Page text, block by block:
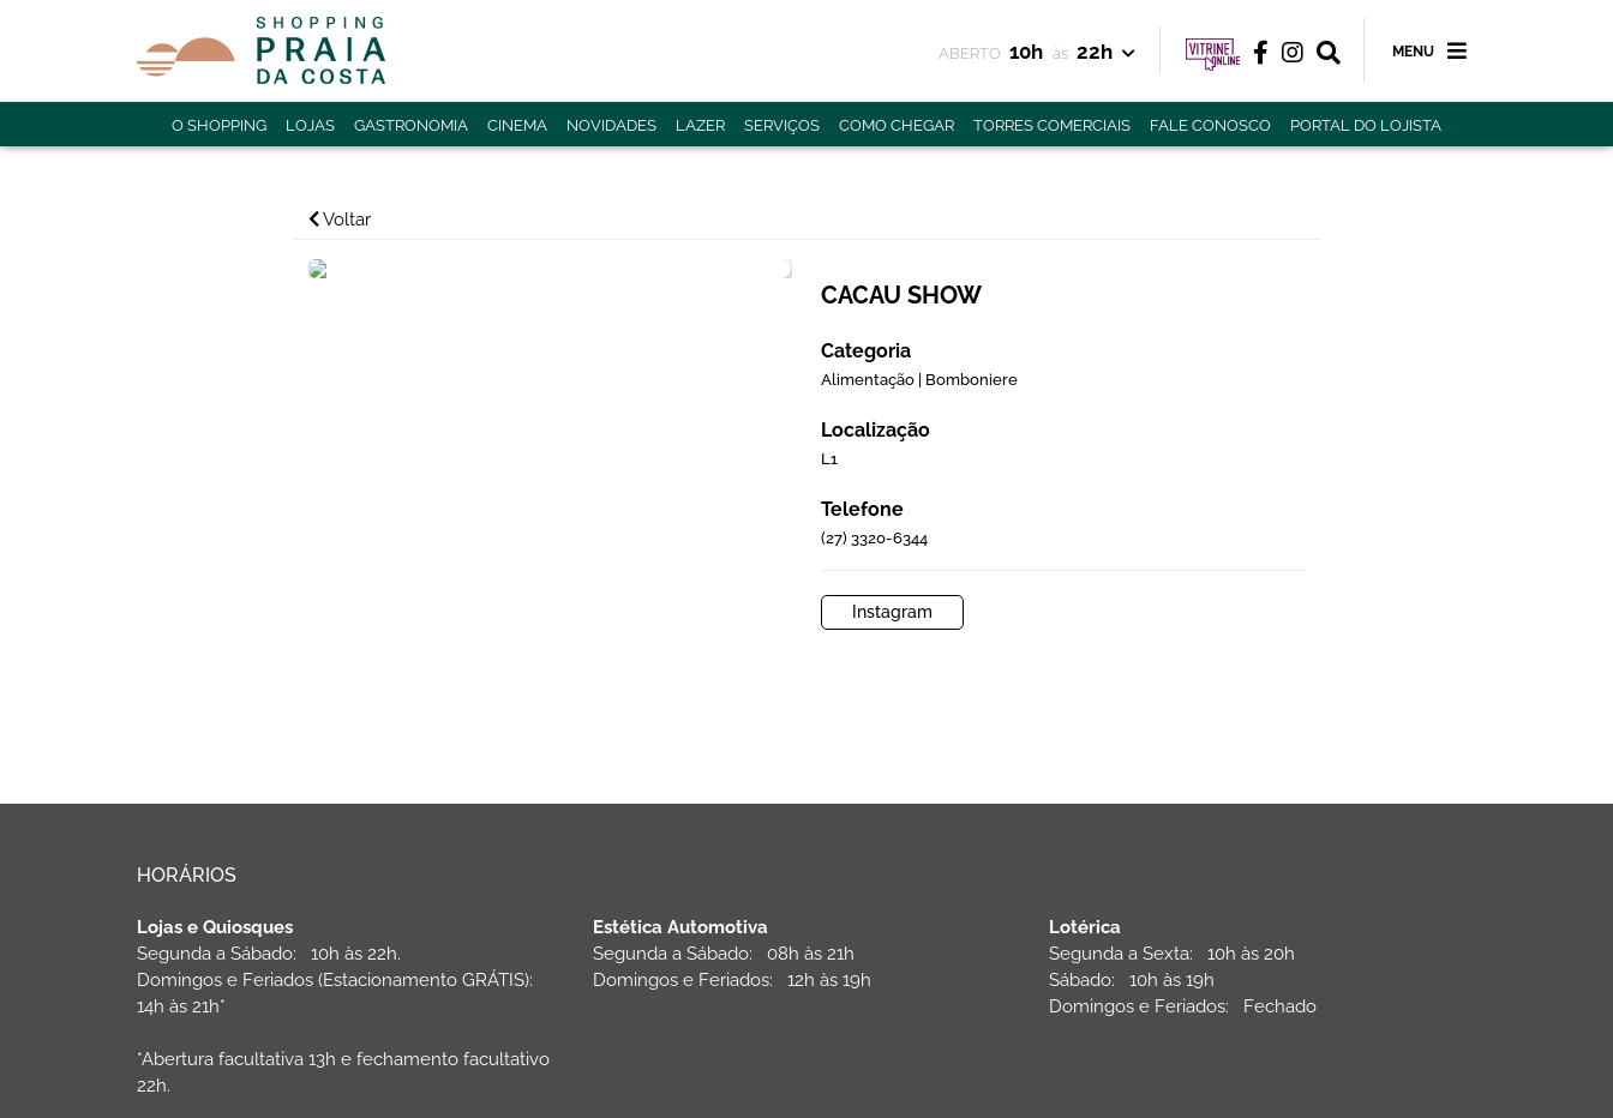
ABERTO 10h às 22h MENU
O SHOPPING LOJAS GASTRONOMIA CINEMA NOVIDADES LAZER SERVIÇOS COMO CHEGAR TORRES COMERCIAIS FALE CONOSCO PORTAL DO LOJISTA
Voltar
CACAU SHOW
Categoria
Alimentação | Bomboniere
Localização
L1
Telefone
(27) 3320-6344
Instagram
HORÁRIOS
Lojas e Quiosques
Segunda a Sábado: 10h às 22h.
Domingos e Feriados (Estacionamento GRÁTIS):
14h às 21h*
*Abertura facultativa 13h e fechamento facultativo
22h.
Estética Automotiva
Segunda a Sábado: 08h às 21h
Domingos e Feriados: 12h às 19h
Lotérica
Segunda a Sexta: 10h às 20h
Sábado: 10h às 19h
Domingos e Feriados: Fechado